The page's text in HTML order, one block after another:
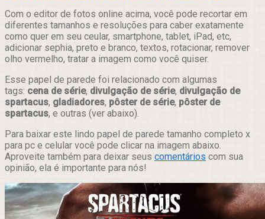
Com o editor de fotos online acima, você pode recortar em
diferentes tamanhos e resoluções para caber exatamente
como quer em seu ceular, smartphone, tablet, iPad, etc,
adicionar sephia, preto e branco, textos, rotacionar, remover
olho vermelho, tratar a imagem como você quiser.
Esse papel de parede foi relacionado com algumas
tags: cena de série, divulgação de série, divulgação de
spartacus, gladiadores, pôster de série, pôster de
spartacus, e outras (ver abaixo).
Para baixar este lindo papel de parede tamanho completo x
para pc e celular você pode clicar na imagem abaixo.
Aproveite também para deixar seus comentários com sua
opinião, ela é importante para nós!